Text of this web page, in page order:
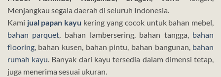
Menjangkau segala daerah di seluruh Indonesia.
Kami jual papan kayu kering yang cocok untuk bahan mebel,
bahan parquet, bahan lambersering, bahan tangga, bahan
flooring, bahan kusen, bahan pintu, bahan bangunan, bahan
rumah kayu. Banyak dari kayu tersedia dalam dimensi tetap,
juga menerima sesuai ukuran.